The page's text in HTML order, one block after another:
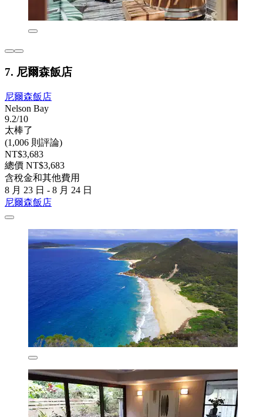
7. 尼爾森飯店
尼爾森飯店
Nelson Bay
9.2/10
太棒了
(1,006 則評論)
NT$3,683
總價 NT$3,683
含稅金和其他費用
8 月 23 日 - 8 月 24 日
尼爾森飯店